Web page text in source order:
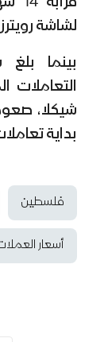
لشاشة
بينما
بداية
فلسطين
أسعار